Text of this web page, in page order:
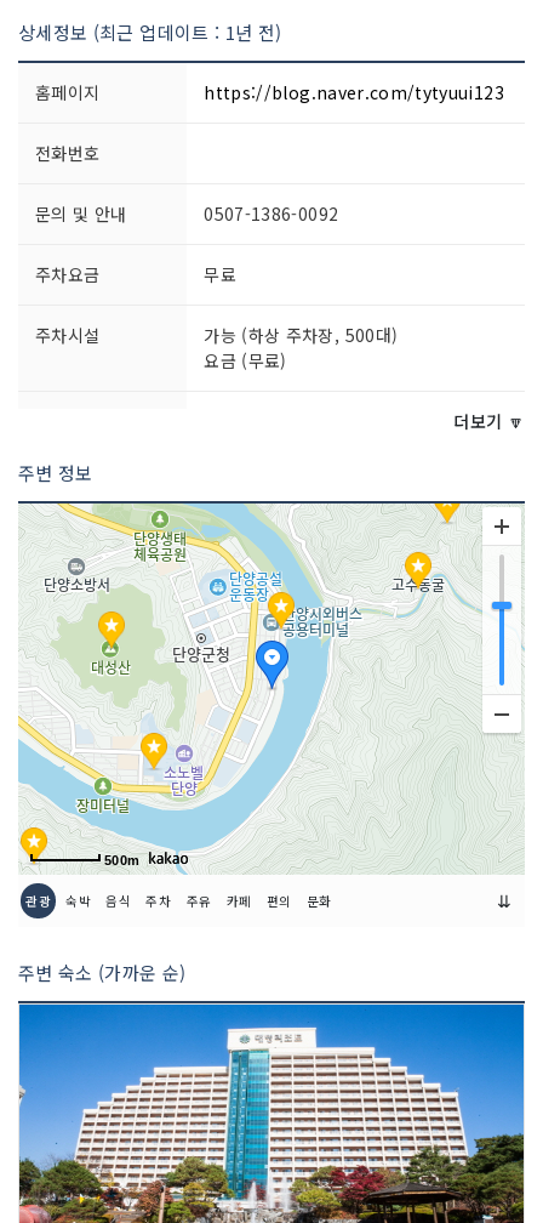
상세정보 (최근 업데이트 : 1년 전)
홈페이지 https://blog.naver.com/tytyuui123
전화번호
문의 및 안내 0507-1386-0092
주차요금 무료
주차시설
가능 (하상 주차장, 500대)
요금 (무료)
이용시간
더보기 🔽
주변 정보
500m
관광 숙박 음식 주차 주유 카페 편의 문화 ⇊
주변 숙소 (가까운 순)